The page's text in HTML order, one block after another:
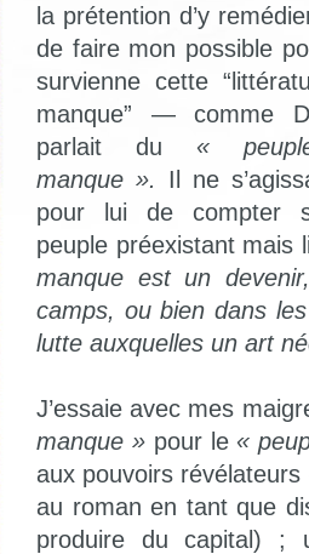
la prétention d’y
de faire mon possible
survienne cette
manque” — comme
parlait du «
manque ».
Il ne
pour lui de compter
peuple préexistant mais
manque est un
camps, ou bien dans
lutte auxquelles un art
J’essaie avec mes
manque »pour le «
aux pouvoirs
au roman en tant que
produire du capital) ;